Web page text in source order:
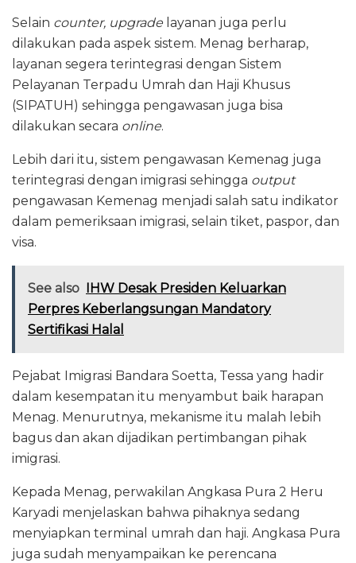
Selain counter, upgrade layanan juga perlu
dilakukan pada aspek sistem. Menag berharap,
layanan segera terintegrasi dengan Sistem
Pelayanan Terpadu Umrah dan Haji Khusus
(SIPATUH) sehingga pengawasan juga bisa
dilakukan secara online.
Lebih dari itu, sistem pengawasan Kemenag juga
terintegrasi dengan imigrasi sehingga output
pengawasan Kemenag menjadi salah satu indikator
dalam pemeriksaan imigrasi, selain tiket, paspor, dan
visa.
See also
IHW Desak Presiden Keluarkan
Perpres Keberlangsungan Mandatory
Sertifikasi Halal
Pejabat Imigrasi Bandara Soetta, Tessa yang hadir
dalam kesempatan itu menyambut baik harapan
Menag. Menurutnya, mekanisme itu malah lebih
bagus dan akan dijadikan pertimbangan pihak
imigrasi.
Kepada Menag, perwakilan Angkasa Pura 2 Heru
Karyadi menjelaskan bahwa pihaknya sedang
menyiapkan terminal umrah dan haji. Angkasa Pura
juga sudah menyampaikan ke perencana